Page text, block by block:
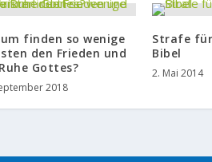
finden so wenige
den Frieden und
Gottes?
2018
Strafe
Bibel
2. Mai 2014